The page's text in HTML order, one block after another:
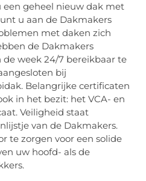
een geheel nieuw dak met
u aan de Dakmakers
met daken zich
de Dakmakers
de week 24/7 bereikbaar te
bij
Belangrijke certificaten
in het bezit: het VCA- en
Veiligheid staat
van de Dakmakers.
te zorgen voor een solide
uw hoofd- als de